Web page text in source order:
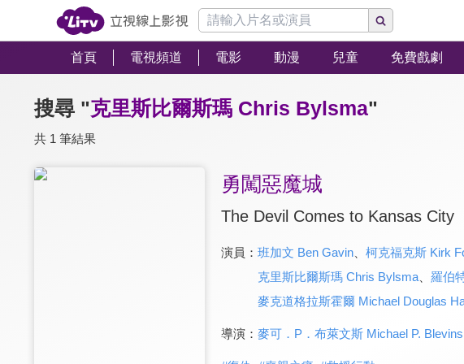
首頁 電視頻道 電影 動漫 兒童 免費戲劇
搜尋 "克里斯比爾斯瑪 Chris Bylsma"
共 1 筆結果
勇闖惡魔城
The Devil Comes to Kansas City
演員： 班加文 Ben Gavin、 柯克福克斯 Kirk
克里斯比爾斯瑪 Chris Bylsma、 羅伯
麥克道格拉斯霍爾 Michael Douglas
導演： 麥可．P．布萊文斯 Michael P. Blevins